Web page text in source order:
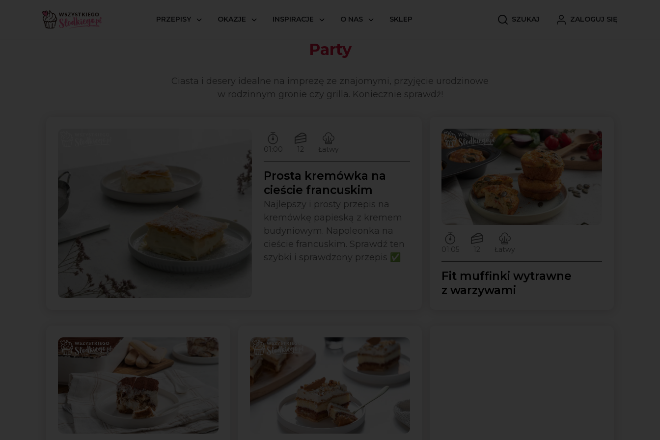
PRZEPISY OKAZJE INSPIRACJE O NAS SKLEP SZUKAJ ZALOGUJ SIĘ
Strona główna Okazje
Party
Ciasta i desery idealne na imprezę ze znajomymi, przyjęcie urodzinowe
w rodzinnym gronie czy grilla. Koniecznie sprawdź!
Czas przygotowywania:
01:00
Ilość porcji:
12
Poziom trudności:
Łatwy
Prosta kremówka na
cieście francuskim
Najlepszy i prosty przepis na
kremówkę papieską z kremem
budyniowym. Napoleonka na
cieście francuskim. Sprawdź ten
szybki i sprawdzony przepis ✅
Czas przygotowywania:
01:05
Ilość porcji:
12
Poziom trudności:
Łatwy
Fit muffinki wytrawne
z warzywami